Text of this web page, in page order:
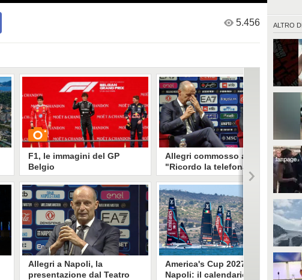
ALTRO DI
5.456
F1, le immagini del GP
Belgio
GUARDA
55230• diAlessio Morra
Allegri a Napoli, la
presentazione dal Teatro
Allegri commosso a Napoli:
"Ricordo la telefonata di De
Laurentiis a mezzanotte
quando ero alla Juve"
Durante la conferenza di
presentazione da allenatore del
Napoli, c'è stato un momento di
commozione per l'allenatore
partenopeo Massimiliano Allegri.
America's Cup 2027 a
Napoli: il calendario e le